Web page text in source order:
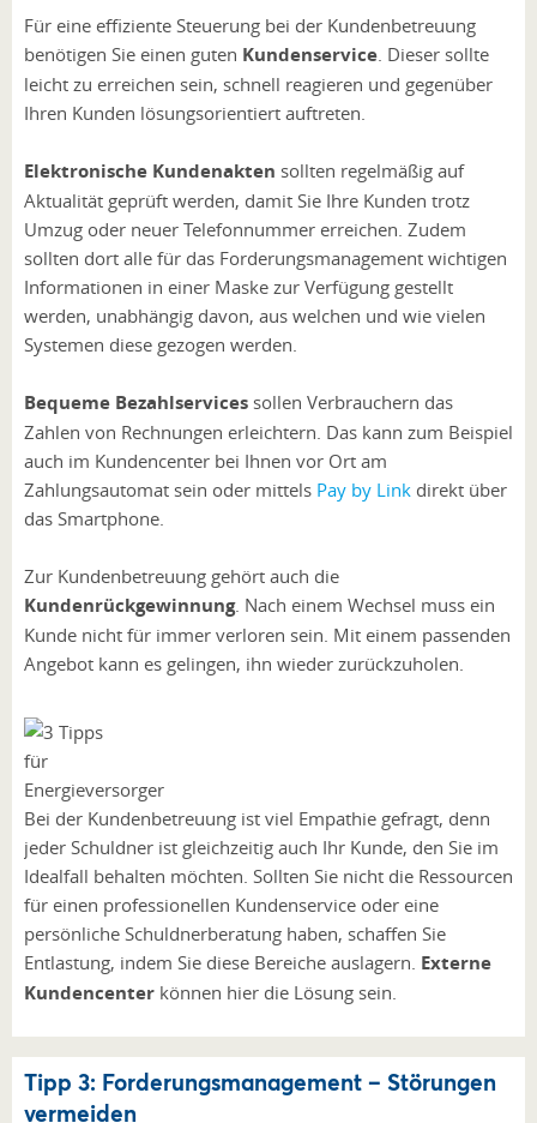
Für eine effiziente Steuerung bei der Kundenbetreuung
benötigen Sie einen guten Kundenservice . Dieser sollte
leicht zu erreichen sein, schnell reagieren und gegenüber
Ihren Kunden lösungsorientiert auftreten.
Elektronische Kundenakten sollten regelmäßig auf
Aktualität geprüft werden, damit Sie Ihre Kunden trotz
Umzug oder neuer Telefonnummer erreichen. Zudem
sollten dort alle für das Forderungsmanagement wichtigen
Informationen in einer Maske zur Verfügung gestellt
werden, unabhängig davon, aus welchen und wie vielen
Systemen diese gezogen werden.
Bequeme Bezahlservices sollen Verbrauchern das
Zahlen von Rechnungen erleichtern. Das kann zum Beispiel
auch im Kundencenter bei Ihnen vor Ort am
Zahlungsautomat sein oder mittels Pay by Link direkt über
das Smartphone.
Zur Kundenbetreuung gehört auch die
Kundenrückgewinnung. Nach einem Wechsel muss ein
Kunde nicht für immer verloren sein. Mit einem passenden
Angebot kann es gelingen, ihn wieder zurückzuholen.
Bei der Kundenbetreuung ist viel Empathie gefragt, denn
jeder Schuldner ist gleichzeitig auch Ihr Kunde, den Sie im
Idealfall behalten möchten. Sollten Sie nicht die Ressourcen
für einen professionellen Kundenservice oder eine
persönliche Schuldnerberatung haben, schaffen Sie
Entlastung, indem Sie diese Bereiche auslagern. Externe
Kundencenter können hier die Lösung sein.
Tipp 3: Forderungsmanagement – Störungen
vermeiden